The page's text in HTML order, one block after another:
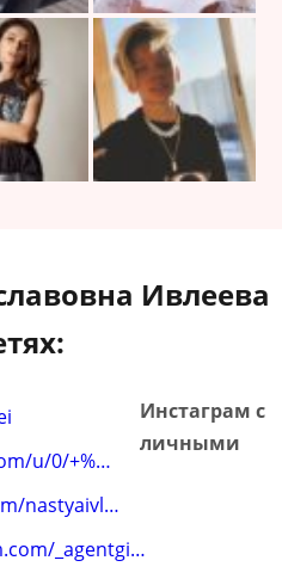
Ивлеева
u/0/+%…
nastyaivl…
_agentgi…
Инстаграм с
личными